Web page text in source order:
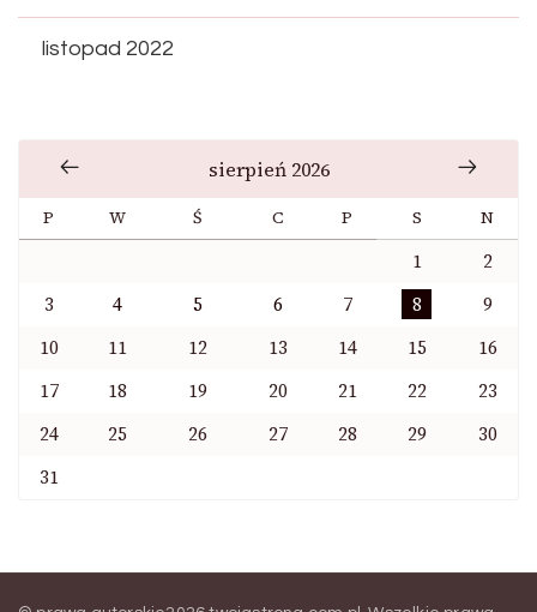
listopad 2022
sierpień 2026
P W Ś C P S N
1
2
3
4 5 6 7 8
9
10
11 12 13 14 15
16
17
18 19 20 21 22
23
24
25 26 27 28 29
30
31